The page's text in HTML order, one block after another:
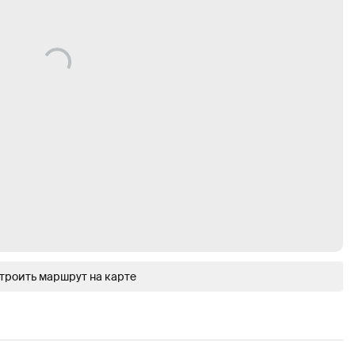
маршрут на карте